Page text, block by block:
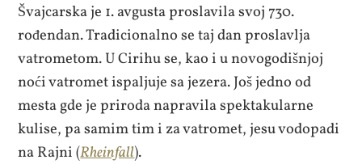
Švajcarska je 1. avgusta proslavila svoj 730.
rođendan. Tradicionalno se taj dan proslavlja
vatrometom. U Cirihu se, kao i u novogodišnjoj
noći vatromet ispaljuje sa jezera. Još jedno od
mesta gde je priroda napravila spektakularne
kulise, pa samim tim i za vatromet, jesu vodopadi
na Rajni (Rheinfall).